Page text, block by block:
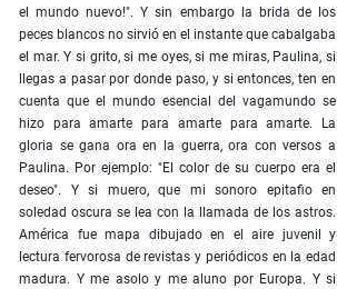
el mundo nuevo!". Y sin embargo la brida de los
peces blancos no sirvió en el instante que cabalgaba
el mar. Y si grito, si me oyes, si me miras, Paulina, si
llegas a pasar por donde paso, y si entonces, ten en
cuenta que el mundo esencial del vagamundo se
hizo para amarte para amarte para amarte. La
gloria se gana ora en la guerra, ora con versos a
Paulina. Por ejemplo: "El color de su cuerpo era el
deseo". Y si muero, que mi sonoro epitafio en
soledad oscura se lea con la llamada de los astros.
América fue mapa dibujado en el aire juvenil y
lectura fervorosa de revistas y periódicos en la edad
madura. Y me asolo y me aluno por Europa. Y si